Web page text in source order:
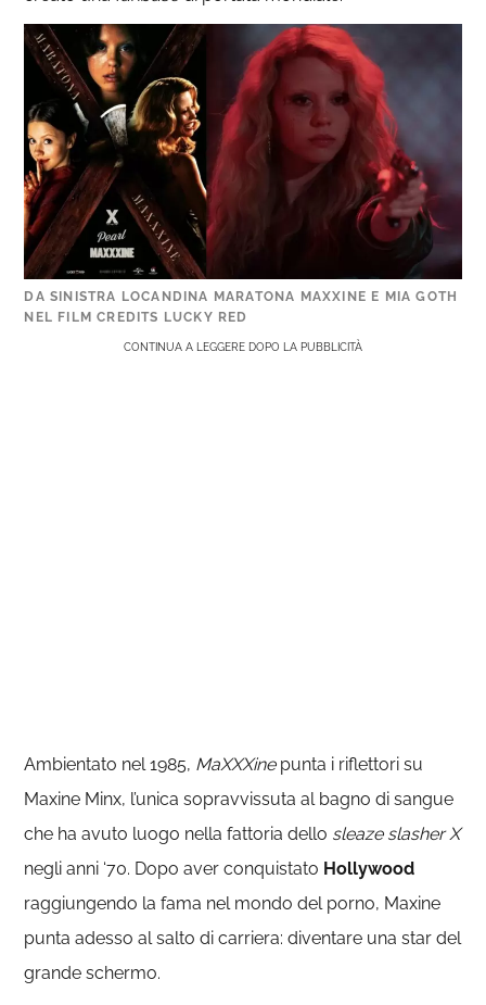
DA SINISTRA LOCANDINA MARATONA MAXXINE E MIA GOTH
NEL FILM CREDITS LUCKY RED
CONTINUA A LEGGERE DOPO LA PUBBLICITÀ
Ambientato nel 1985, MaXXXine punta i riflettori su
Maxine Minx, l’unica sopravvissuta al bagno di sangue
che ha avuto luogo nella fattoria dello sleaze slasher X
negli anni ‘70. Dopo aver conquistato Hollywood
raggiungendo la fama nel mondo del porno, Maxine
punta adesso al salto di carriera: diventare una star del
grande schermo.